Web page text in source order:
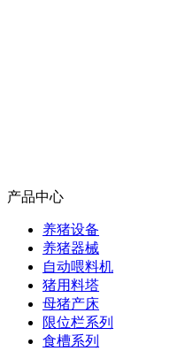
产品中心
养猪设备
养猪器械
自动喂料机
猪用料塔
母猪产床
限位栏系列
食槽系列